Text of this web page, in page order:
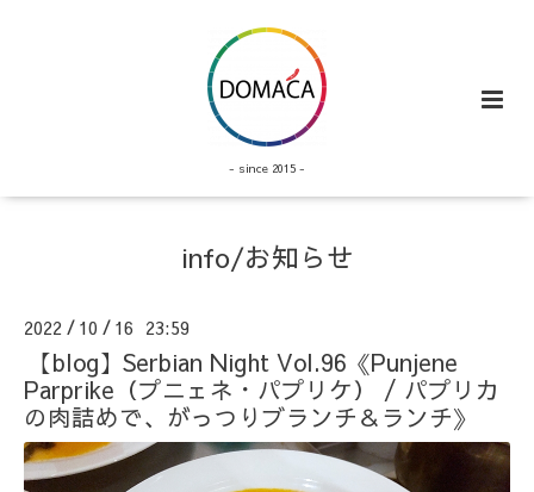
- since 2015 -
info/お知らせ
2022 / 10 / 16 23:59
【blog】Serbian Night Vol.96《Punjene
Parprike（プニェネ・パプリケ） / パプリカ
の肉詰めで、がっつりブランチ＆ランチ》